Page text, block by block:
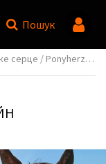
Пошук
/ Ponyherz / Wild Heart